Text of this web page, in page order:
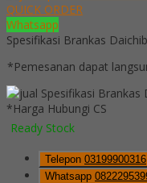
QUICK ORDER
Whatsapp
Spesifikasi Brankas
*Pemesanan dapat
*Harga Hubungi CS
Ready Stock
Telepon 03199900316
Whatsapp